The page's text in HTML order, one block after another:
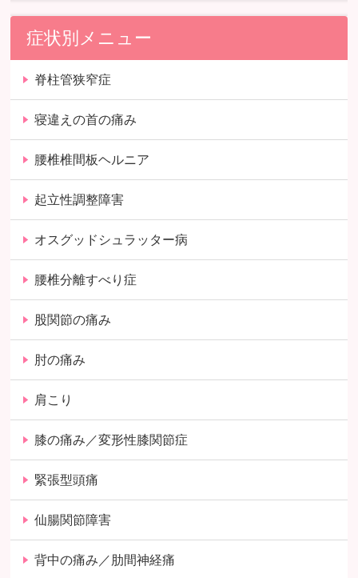
症状別メニュー
脊柱管狭窄症
寝違えの首の痛み
腰椎椎間板ヘルニア
起立性調整障害
オスグッドシュラッター病
腰椎分離すべり症
股関節の痛み
肘の痛み
肩こり
膝の痛み／変形性膝関節症
緊張型頭痛
仙腸関節障害
背中の痛み／肋間神経痛